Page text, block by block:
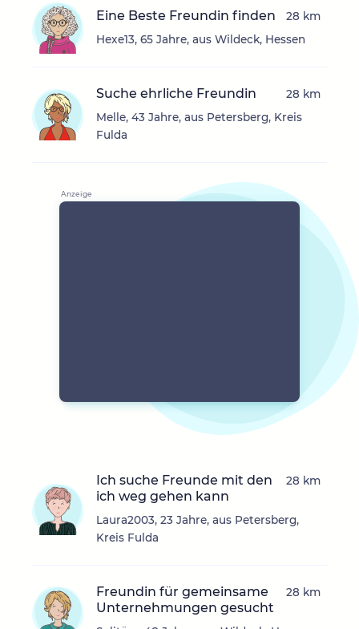
Eine Beste Freundin finden
Hexe13, 65 Jahre, aus Wildeck, Hessen
28 km
Suche ehrliche Freundin
Melle, 43 Jahre, aus Petersberg, Kreis
Fulda
28 km
Ich suche Freunde mit den
ich weg gehen kann
Laura2003, 23 Jahre, aus Petersberg,
Kreis Fulda
28 km
Freundin für gemeinsame
Unternehmungen gesucht
28 km